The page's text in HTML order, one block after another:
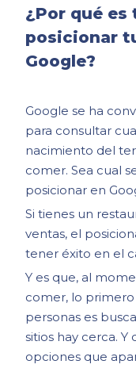
¿Por qué
posicionar
Google?
Google se ha
para consultar
nacimiento del
comer. Sea cual
posicionar en
Si tienes un
ventas, el
tener éxito en el
Y es que, al
comer, lo
personas es
sitios hay cerca.
opciones que